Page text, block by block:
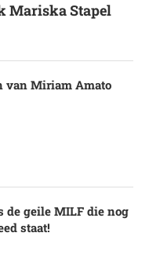
Mariska Stapel
van Miriam Amato
de geile MILF die nog
staat!